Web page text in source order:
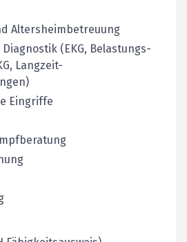
Altersheimbetreuung
(EKG, Belastungs-
Langzeit-
Eingriffe